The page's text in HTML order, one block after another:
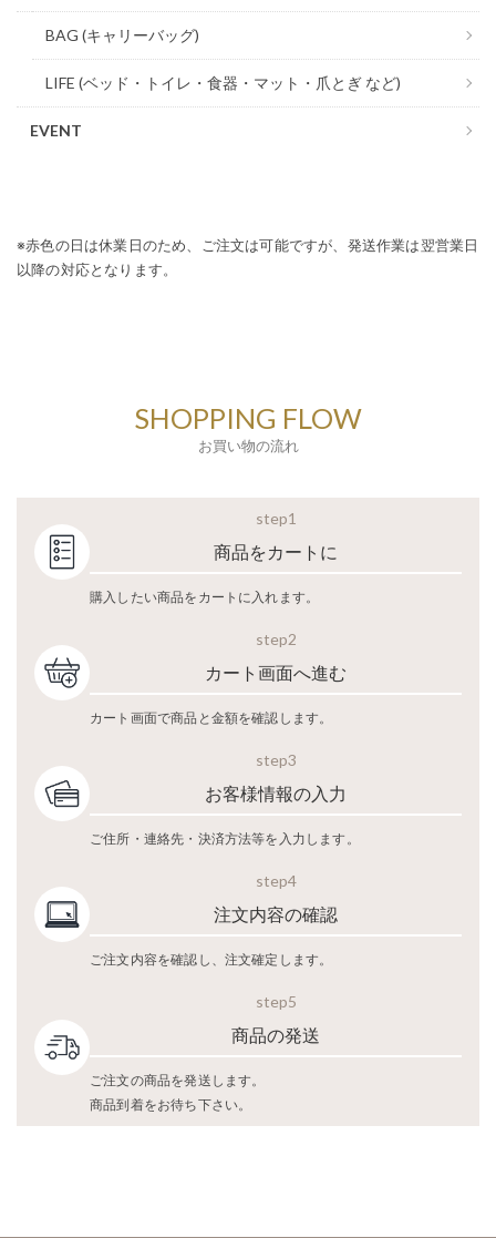
BAG (キャリーバッグ)
LIFE (ベッド・トイレ・食器・マット・爪とぎ など)
EVENT
※赤色の日は休業日のため、ご注文は可能ですが、発送作業は翌営業日
以降の対応となります。
SHOPPING FLOW
お買い物の流れ
step1
商品をカートに
購入したい商品をカートに入れます。
step2
カート画面へ進む
カート画面で商品と金額を確認します。
step3
お客様情報の入力
ご住所・連絡先・決済方法等を入力します。
step4
注文内容の確認
ご注文内容を確認し、注文確定します。
step5
商品の発送
ご注文の商品を発送します。
商品到着をお待ち下さい。